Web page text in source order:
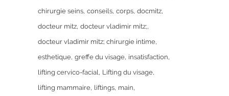
chirurgie seins conseils corps docmitz
docteur mitz docteur vladimir mitz;
docteur vladimir mitz; chirurgie intime
esthetique greffe du visage insatisfaction
lifting cervico-facial Lifting du visage
lifting mammaire liftings main